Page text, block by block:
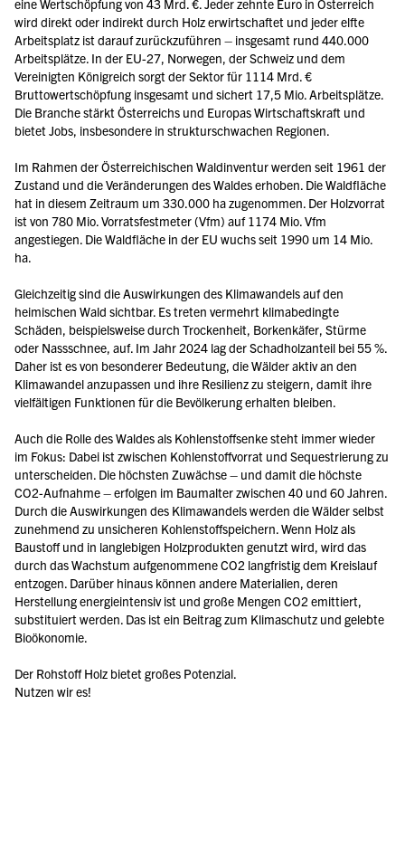
eine Wertschöpfung von 43 Mrd. €. Jeder zehnte Euro in Österreich
wird direkt oder indirekt durch Holz erwirtschaftet und jeder elfte
Arbeitsplatz ist darauf zurückzuführen – insgesamt rund 440.000
Arbeitsplätze. In der EU-27, Norwegen, der Schweiz und dem
Vereinigten Königreich sorgt der Sektor für 1114 Mrd. €
Bruttowertschöpfung insgesamt und sichert 17,5 Mio. Arbeitsplätze.
Die Branche stärkt Österreichs und Europas Wirtschaftskraft und
bietet Jobs, insbesondere in strukturschwachen Regionen.
Im Rahmen der Österreichischen Waldinventur werden seit 1961 der
Zustand und die Veränderungen des Waldes erhoben. Die Waldfläche
hat in diesem Zeitraum um 330.000 ha zugenommen. Der Holzvorrat
ist von 780 Mio. Vorratsfestmeter (Vfm) auf 1174 Mio. Vfm
angestiegen. Die Waldfläche in der EU wuchs seit 1990 um 14 Mio.
ha.
Gleichzeitig sind die Auswirkungen des Klimawandels auf den
heimischen Wald sichtbar. Es treten vermehrt klimabedingte
Schäden, beispielsweise durch Trockenheit, Borkenkäfer, Stürme
oder Nassschnee, auf. Im Jahr 2024 lag der Schadholzanteil bei 55 %.
Daher ist es von besonderer Bedeutung, die Wälder aktiv an den
Klimawandel anzupassen und ihre Resilienz zu steigern, damit ihre
vielfältigen Funktionen für die Bevölkerung erhalten bleiben.
Auch die Rolle des Waldes als Kohlenstoffsenke steht immer wieder
im Fokus: Dabei ist zwischen Kohlenstoffvorrat und Sequestrierung zu
unterscheiden. Die höchsten Zuwächse – und damit die höchste
CO2-Aufnahme – erfolgen im Baumalter zwischen 40 und 60 Jahren.
Durch die Auswirkungen des Klimawandels werden die Wälder selbst
zunehmend zu unsicheren Kohlenstoffspeichern. Wenn Holz als
Baustoff und in langlebigen Holzprodukten genutzt wird, wird das
durch das Wachstum aufgenommene CO2 langfristig dem Kreislauf
entzogen. Darüber hinaus können andere Materialien, deren
Herstellung energieintensiv ist und große Mengen CO2 emittiert,
substituiert werden. Das ist ein Beitrag zum Klimaschutz und gelebte
Bioökonomie.
Der Rohstoff Holz bietet großes Potenzial.
Nutzen wir es!